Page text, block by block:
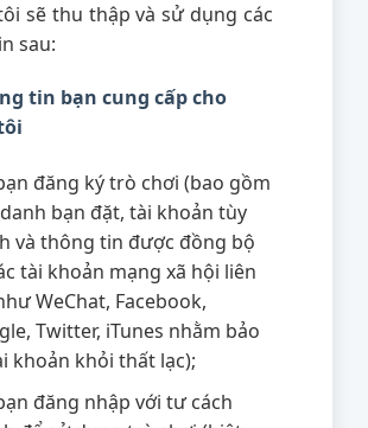
sẽ thu thập và sử dụng các
sau:
tin bạn cung cấp cho
đăng ký trò chơi (bao gồm
bạn đặt, tài khoản tùy
và thông tin được đồng bộ
tài khoản mạng xã hội liên
WeChat, Facebook,
Twitter, iTunes nhằm bảo
khoản khỏi thất lạc);
đăng nhập với tư cách